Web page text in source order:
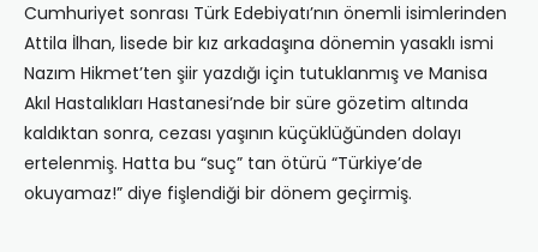
Cumhuriyet sonrası Türk Edebiyatı’nın önemli isimlerinden
Attila İlhan, lisede bir kız arkadaşına dönemin yasaklı ismi
Nazım Hikmet’ten şiir yazdığı için tutuklanmış ve Manisa
Akıl Hastalıkları Hastanesi’nde bir süre gözetim altında
kaldıktan sonra, cezası yaşının küçüklüğünden dolayı
ertelenmiş. Hatta bu “suç” tan ötürü “Türkiye’de
okuyamaz!” diye fişlendiği bir dönem geçirmiş.